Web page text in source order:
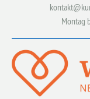
Montag